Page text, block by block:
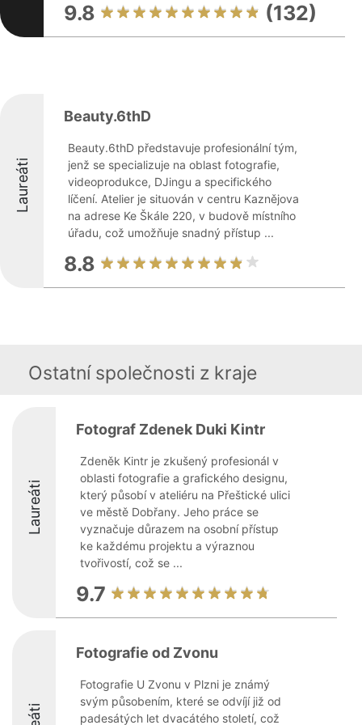
9.8 (132)
Laureáti
Beauty.6thD
Beauty.6thD představuje profesionální tým,
jenž se specializuje na oblast fotografie,
videoprodukce, DJingu a specifického
líčení. Atelier je situován v centru Kaznějova
na adrese Ke Škále 220, v budově místního
úřadu, což umožňuje snadný přístup ...
8.8
Ostatní společnosti z kraje
Laureáti
Fotograf Zdenek Duki Kintr
Zdeněk Kintr je zkušený profesionál v
oblasti fotografie a grafického designu,
který působí v ateliéru na Přeštické ulici
ve městě Dobřany. Jeho práce se
vyznačuje důrazem na osobní přístup
ke každému projektu a výraznou
tvořivostí, což se ...
9.7
Fotografie od Zvonu
Fotografie U Zvonu v Plzni je známý
svým působením, které se odvíjí již od
padesátých let dvacátého století, což